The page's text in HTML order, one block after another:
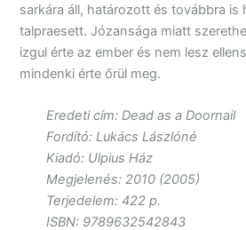
sarkára áll, határozott és továbbra is
talpraesett. Józansága miatt
izgul érte az ember és nem lesz
mindenki érte őrül meg.
Eredeti cím: Dead as a Doornail
Fordító: Lukács Lászlóné
Kiadó: Ulpius Ház
Megjelenés: 2010 (2005)
Terjedelem: 422 p.
ISBN: 9789632542843